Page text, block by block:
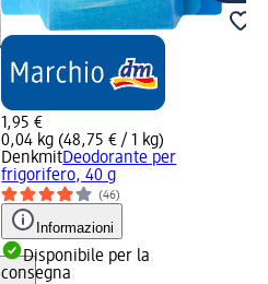
1,95 €
0,04 kg (48,75 € / 1 kg)
DenkmitDeodorante per
frigorifero, 40 g
(46)
Informazioni
Disponibile per la
consegna